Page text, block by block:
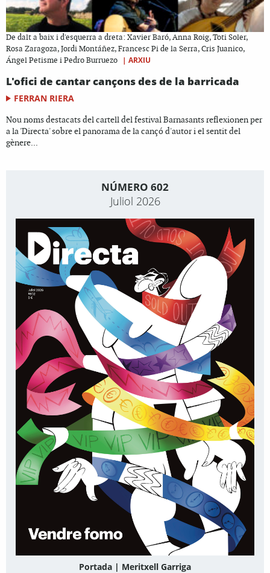
De dalt a baix i d'esquerra a dreta: Xavier Baró, Anna Roig, Toti Soler,
Rosa Zaragoza, Jordi Montáñez, Francesc Pi de la Serra, Cris Juanico,
Ángel Petisme i Pedro Burruezo
| ARXIU
L'ofici de cantar cançons des de la barricada
FERRAN RIERA
Nou noms destacats del cartell del festival Barnasants reflexionen per
a la 'Directa' sobre el panorama de la cançó d'autor i el sentit del
gènere...
NÚMERO 602
Juliol 2026
Portada | Meritxell Garriga